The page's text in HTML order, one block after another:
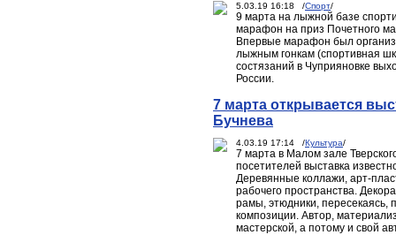
5.03.19 16:18 /Спорт/
9 марта на лыжной базе
марафон на приз Почетного
Впервые марафон был
лыжным гонкам (спортивная
состязаний в Чуприяновке
России.
7 марта открывается
Бучнева
4.03.19 17:14 /Культура/
7 марта в Малом зале
посетителей выставка
Деревянные коллажи, арт-
рабочего пространства.
рамы, этюдники, пересекаясь,
композиции. Автор,
мастерской, а потому и свой